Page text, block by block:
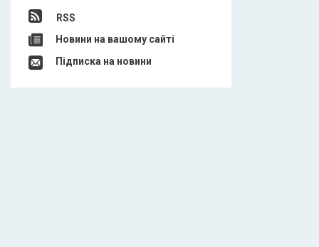
RSS
Новини на вашому сайті
Підписка на новини